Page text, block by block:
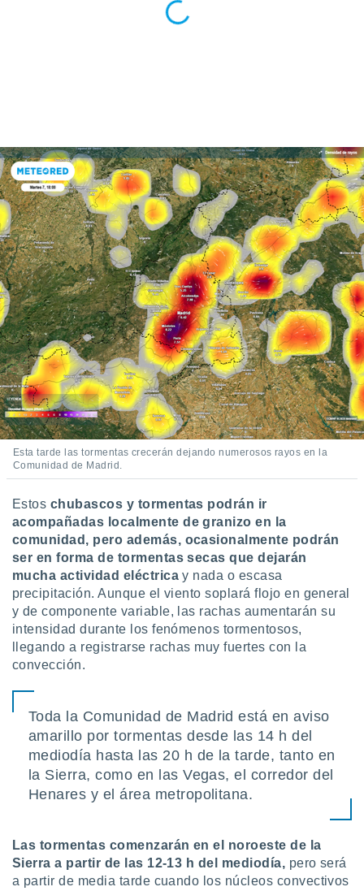
Esta tarde las tormentas crecerán dejando numerosos rayos en la
Comunidad de Madrid.
Estos chubascos y tormentas podrán ir
acompañadas localmente de granizo en la
comunidad, pero además, ocasionalmente podrán
ser en forma de tormentas secas que dejarán
mucha actividad eléctrica y nada o escasa
precipitación. Aunque el viento soplará flojo en general
y de componente variable, las rachas aumentarán su
intensidad durante los fenómenos tormentosos,
llegando a registrarse rachas muy fuertes con la
convección.
Toda la Comunidad de Madrid está en aviso
amarillo por tormentas desde las 14 h del
mediodía hasta las 20 h de la tarde, tanto en
la Sierra, como en las Vegas, el corredor del
Henares y el área metropolitana.
Las tormentas comenzarán en el noroeste de la
Sierra a partir de las 12-13 h del mediodía, pero será
a partir de media tarde cuando los núcleos convectivos